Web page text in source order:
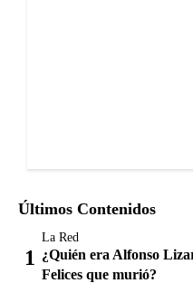
Últimos Contenidos
La Red
¿Quién era Alfonso
Felices que murió?